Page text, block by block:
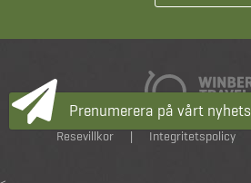
Resevillkor | Integritetspolicy
Prenumerera på vårt